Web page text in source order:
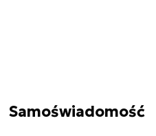
Samoświadomość